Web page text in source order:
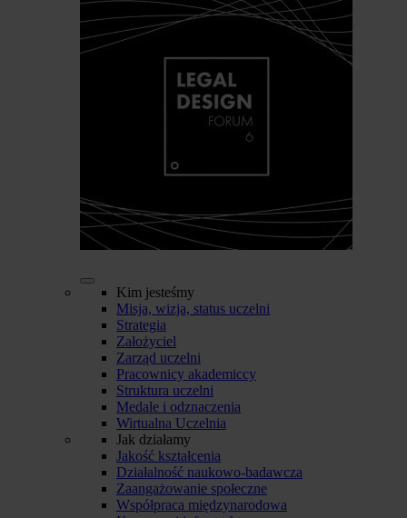
Kim jesteśmy
Misja, wizja, status uczelni
Strategia
Założyciel
Zarząd uczelni
Pracownicy akademiccy
Struktura uczelni
Medale i odznaczenia
Wirtualna Uczelnia
Jak działamy
Jakość kształcenia
Działalność naukowo-badawcza
Zaangażowanie społeczne
Współpraca międzynarodowa